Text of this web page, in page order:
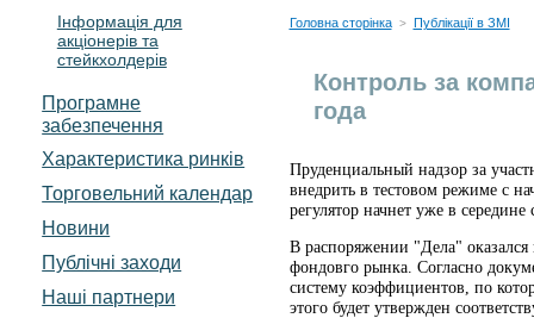
4 серпня 2026 р.
До
Інформація для
акціонерів та
стейкхолдерів
Програмне
забезпечення
Характеристика pинків
Торговельний календар
Новини
Публічні заходи
Наші партнери
Головна сторінка > Публікації в ЗМІ
Контроль за
года
Пруденциальный надзор за
внедрить в тестовом режиме с
регулятор начнет уже в
В распоряжении "Дела"
фондовго рынка. Согласно
систему коэффициентов, по
этого будет утвержден